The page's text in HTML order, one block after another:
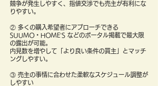
競争が発生しやすく、指値交渉でも売主が有利にな
りやすい。
② 多くの購入希望者にアプローチできる
SUUMO・HOME’S などのポータル掲載で最大限
の露出が可能。
内見数を増やして「より良い条件の買主」とマッチ
ングしやすい。
③ 売主の事情に合わせた柔軟なスケジュール調整が
しやすい